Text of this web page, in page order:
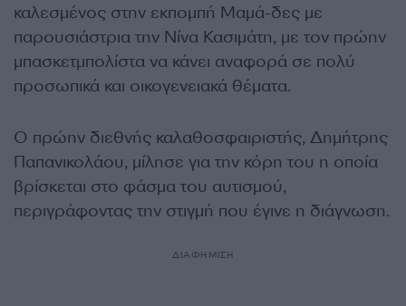
καλεσμένος στην εκπομπή Μαμά-δες με
παρουσιάστρια την Νίνα Κασιμάτη, με τον πρώην
μπασκετμπολίστα να κάνει αναφορά σε πολύ
προσωπικά και οικογενειακά θέματα.
Ο πρώην διεθνής καλαθοσφαιριστής, Δημήτρης
Παπανικολάου, μίλησε για την κόρη του η οποία
βρίσκεται στο φάσμα του αυτισμού,
περιγράφοντας την στιγμή που έγινε η διάγνωση.
ΔΙΑΦΗΜΙΣΗ